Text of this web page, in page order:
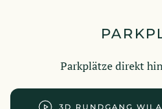
Parkplätze direkt
3D RUNDGANG WILA